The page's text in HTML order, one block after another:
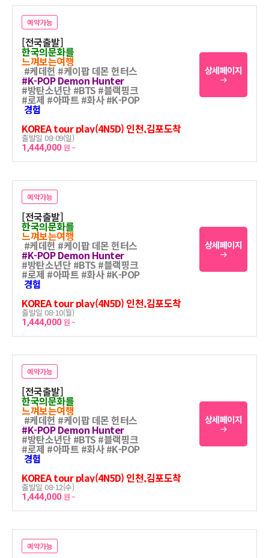
예약가능
[전국출발]
한국의문화를
느껴보는여행
#케데헌 #케이팝 데몬 헌터스
#K-POP Demon Hunter
#방탄소년단 #BTS #블랙핑크
#로제 #아파트 #화사 #K-POP
경험
KOREA tour play(4N5D) 인천,김포도착
출발일 08-09(일)
1,444,000원 ~
상세페이지
예약가능
[전국출발]
한국의문화를
느껴보는여행
#케데헌 #케이팝 데몬 헌터스
#K-POP Demon Hunter
#방탄소년단 #BTS #블랙핑크
#로제 #아파트 #화사 #K-POP
경험
KOREA tour play(4N5D) 인천,김포도착
출발일 08-10(월)
1,444,000원 ~
상세페이지
예약가능
[전국출발]
한국의문화를
느껴보는여행
#케데헌 #케이팝 데몬 헌터스
#K-POP Demon Hunter
#방탄소년단 #BTS #블랙핑크
#로제 #아파트 #화사 #K-POP
경험
KOREA tour play(4N5D) 인천,김포도착
출발일 08-12(수)
1,444,000원 ~
상세페이지
예약가능